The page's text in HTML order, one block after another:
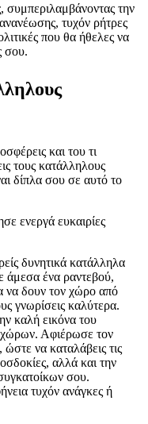
την
ανανέωσης, τυχόν ρήτρες
που θα ήθελες να
σου.
και του τι
τους κατάλληλους
δίπλα σου σε αυτό το
ενεργά ευκαιρίες
δυνητικά κατάλληλα
άμεσα ένα ραντεβού,
να δουν τον χώρο από
γνωρίσεις καλύτερα.
καλή εικόνα του
χώρων. Αφιέρωσε τον
να καταλάβεις τις
αλλά και την
σου.
τυχόν ανάγκες ή